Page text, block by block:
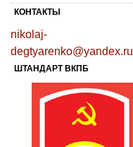
КОНТАКТЫ
nikolaj-
degtyarenko@yandex.ru
ШТАНДАРТ ВКПБ